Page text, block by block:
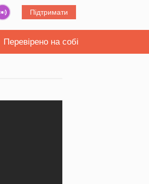
Підтримати
Перевірено на собі